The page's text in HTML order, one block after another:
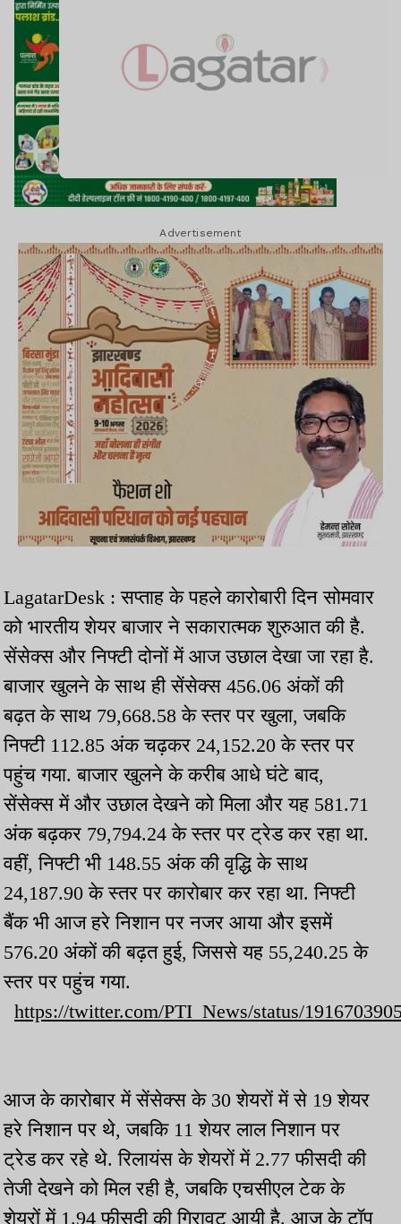
Advertisement
LagatarDesk : सप्ताह के पहले कारोबारी दिन सोमवार
को भारतीय शेयर बाजार ने सकारात्मक शुरुआत की है.
सेंसेक्स और निफ्टी दोनों में आज उछाल देखा जा रहा है.
बाजार खुलने के साथ ही सेंसेक्स 456.06 अंकों की
बढ़त के साथ 79,668.58 के स्तर पर खुला, जबकि
निफ्टी 112.85 अंक चढ़कर 24,152.20 के स्तर पर
पहुंच गया. बाजार खुलने के करीब आधे घंटे बाद,
सेंसेक्स में और उछाल देखने को मिला और यह 581.71
अंक बढ़कर 79,794.24 के स्तर पर ट्रेड कर रहा था.
वहीं, निफ्टी भी 148.55 अंक की वृद्धि के साथ
24,187.90 के स्तर पर कारोबार कर रहा था. निफ्टी
बैंक भी आज हरे निशान पर नजर आया और इसमें
576.20 अंकों की बढ़त हुई, जिससे यह 55,240.25 के
स्तर पर पहुंच गया.
https://twitter.com/PTI_News/status/
आज के कारोबार में सेंसेक्स के 30 शेयरों में से 19 शेयर
हरे निशान पर थे, जबकि 11 शेयर लाल निशान पर
ट्रेड कर रहे थे. रिलायंस के शेयरों में 2.77 फीसदी की
तेजी देखने को मिल रही है, जबकि एचसीएल टेक के
शेयरों में 1.94 फीसदी की गिरावट आयी है. आज के टॉप